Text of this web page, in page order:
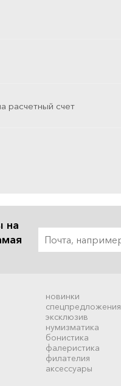
расчетный счет
на
новинки
спецпредложения
эксклюзив
нумизматика
бонистика
фалеристика
филателия
аксессуары